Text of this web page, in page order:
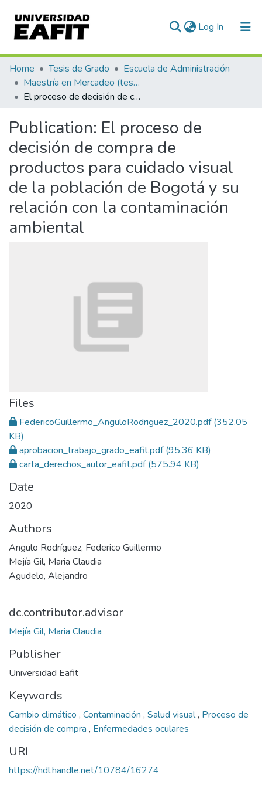
Log In (current)
Communities & Collections
All of DSpace
Home Tesis de Grado
Escuela de Administración
Maestría en Mercadeo (tesis)
El proceso de decisión de compra de productos para cuidado visual de la población de Bogotá y su relación con la contaminación ambiental
Publication: El proceso de
decisión de compra de
productos para cuidado visual
de la población de Bogotá y su
relación con la contaminación
ambiental
Files
FedericoGuillermo_AnguloRodriguez_2020.pdf(352.05
KB)
aprobacion_trabajo_grado_eafit.pdf(95.36 KB)
carta_derechos_autor_eafit.pdf(575.94 KB)
Date
2020
Authors
Angulo Rodríguez, Federico Guillermo
Mejía Gil, Maria Claudia
Agudelo, Alejandro
dc.contributor.advisor
Mejía Gil, Maria Claudia
Publisher
Universidad Eafit
Keywords
Cambio climático , Contaminación , Salud visual, Proceso de
decisión de compra , Enfermedades oculares
URI
https://hdl.handle.net/10784/16274